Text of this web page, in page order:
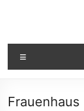
Frauenhaus